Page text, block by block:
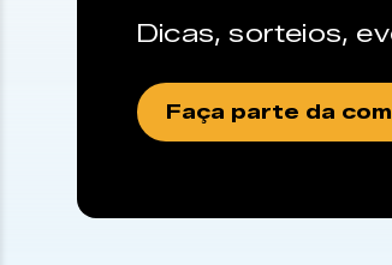
Dicas, sorteios,
Faça parte da